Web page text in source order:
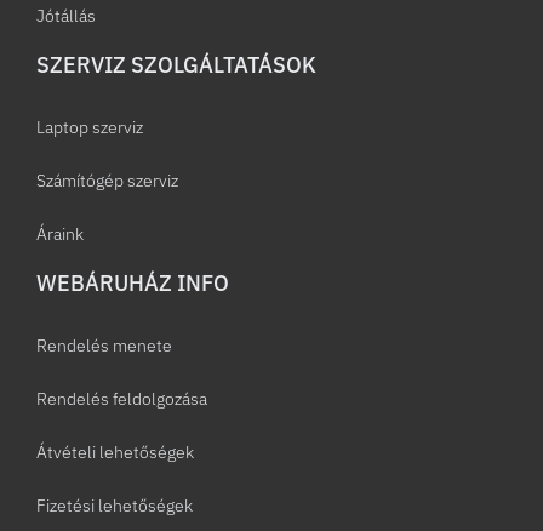
Jótállás
SZERVIZ SZOLGÁLTATÁSOK
Laptop szerviz
Számítógép szerviz
Áraink
WEBÁRUHÁZ INFO
Rendelés menete
Rendelés feldolgozása
Átvételi lehetőségek
Fizetési lehetőségek